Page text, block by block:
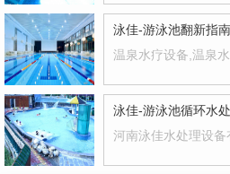
泳佳-游泳池翻新指南
温泉水疗设备,温泉水
泳佳-游泳池循环水
河南泳佳水处理设备